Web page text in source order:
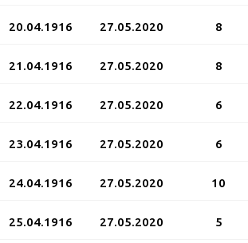
20.04.1916 27.05.2020 8
21.04.1916 27.05.2020 8
22.04.1916 27.05.2020 6
23.04.1916 27.05.2020 6
24.04.1916 27.05.2020 10
25.04.1916 27.05.2020 5